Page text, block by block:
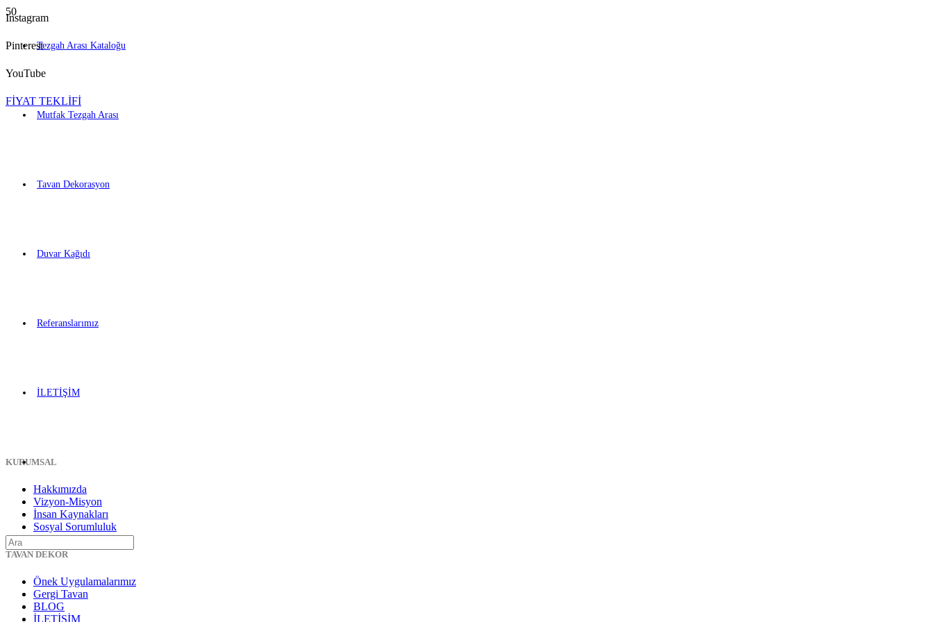
Instagram
Pinterest
YouTube
FİYAT TEKLİFİ
Tezgah Arası Kataloğu
Mutfak Tezgah Arası
Tavan Dekorasyon
Duvar Kağıdı
Referanslarımız
İLETİŞİM
KURUMSAL
Hakkımızda
Vizyon-Misyon
İnsan Kaynakları
Sosyal Sorumluluk
TAVAN DEKOR
Önek Uygulamalarımız
Gergi Tavan
BLOG
İLETİŞİM